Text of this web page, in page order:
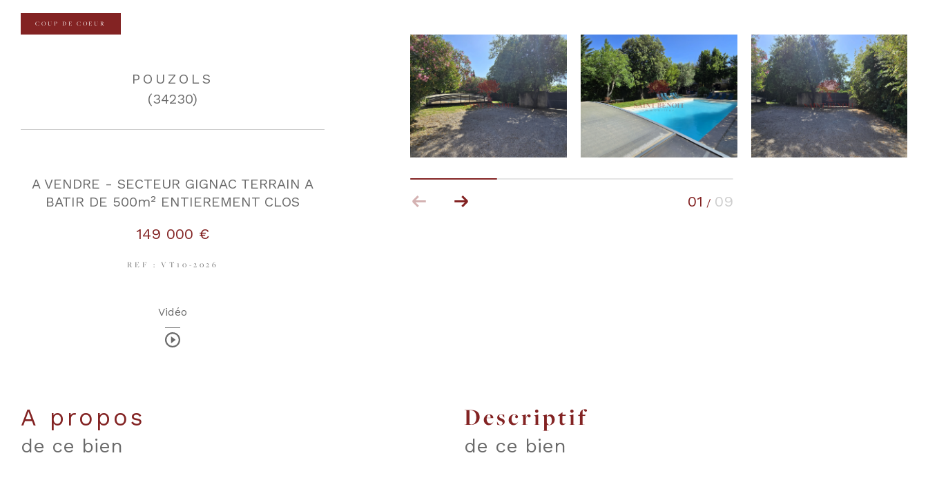
COUP DE COEUR
01 / 09
POUZOLS
(34230)
A VENDRE - SECTEUR GIGNAC TERRAIN A
BATIR DE 500m² ENTIEREMENT CLOS
149 000 €
REF : VT10-2026
Vidéo
a propos
de ce bien
descriptif
de ce bien